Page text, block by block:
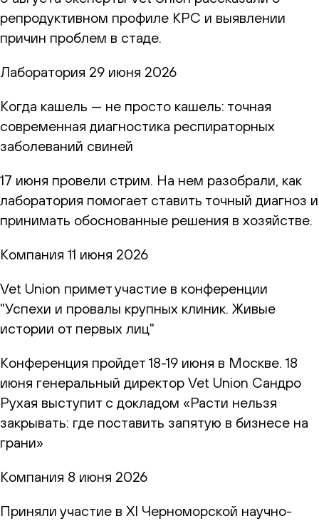
репродуктивном профиле КРС и выявлении
причин проблем в стаде.
Лаборатория 29 июня 2026
Когда кашель — не просто кашель: точная
современная диагностика респираторных
заболеваний свиней
17 июня провели стрим. На нем разобрали, как
лаборатория помогает ставить точный диагноз и
принимать обоснованные решения в хозяйстве.
Компания 11 июня 2026
Vet Union примет участие в конференции
"Успехи и провалы крупных клиник. Живые
истории от первых лиц"
Конференция пройдет 18-19 июня в Москве. 18
июня генеральный директор Vet Union Сандро
Рухая выступит с докладом «Расти нельзя
закрывать: где поставить запятую в бизнесе на
грани»
Компания 8 июня 2026
Приняли участие в XI Черноморской научно-